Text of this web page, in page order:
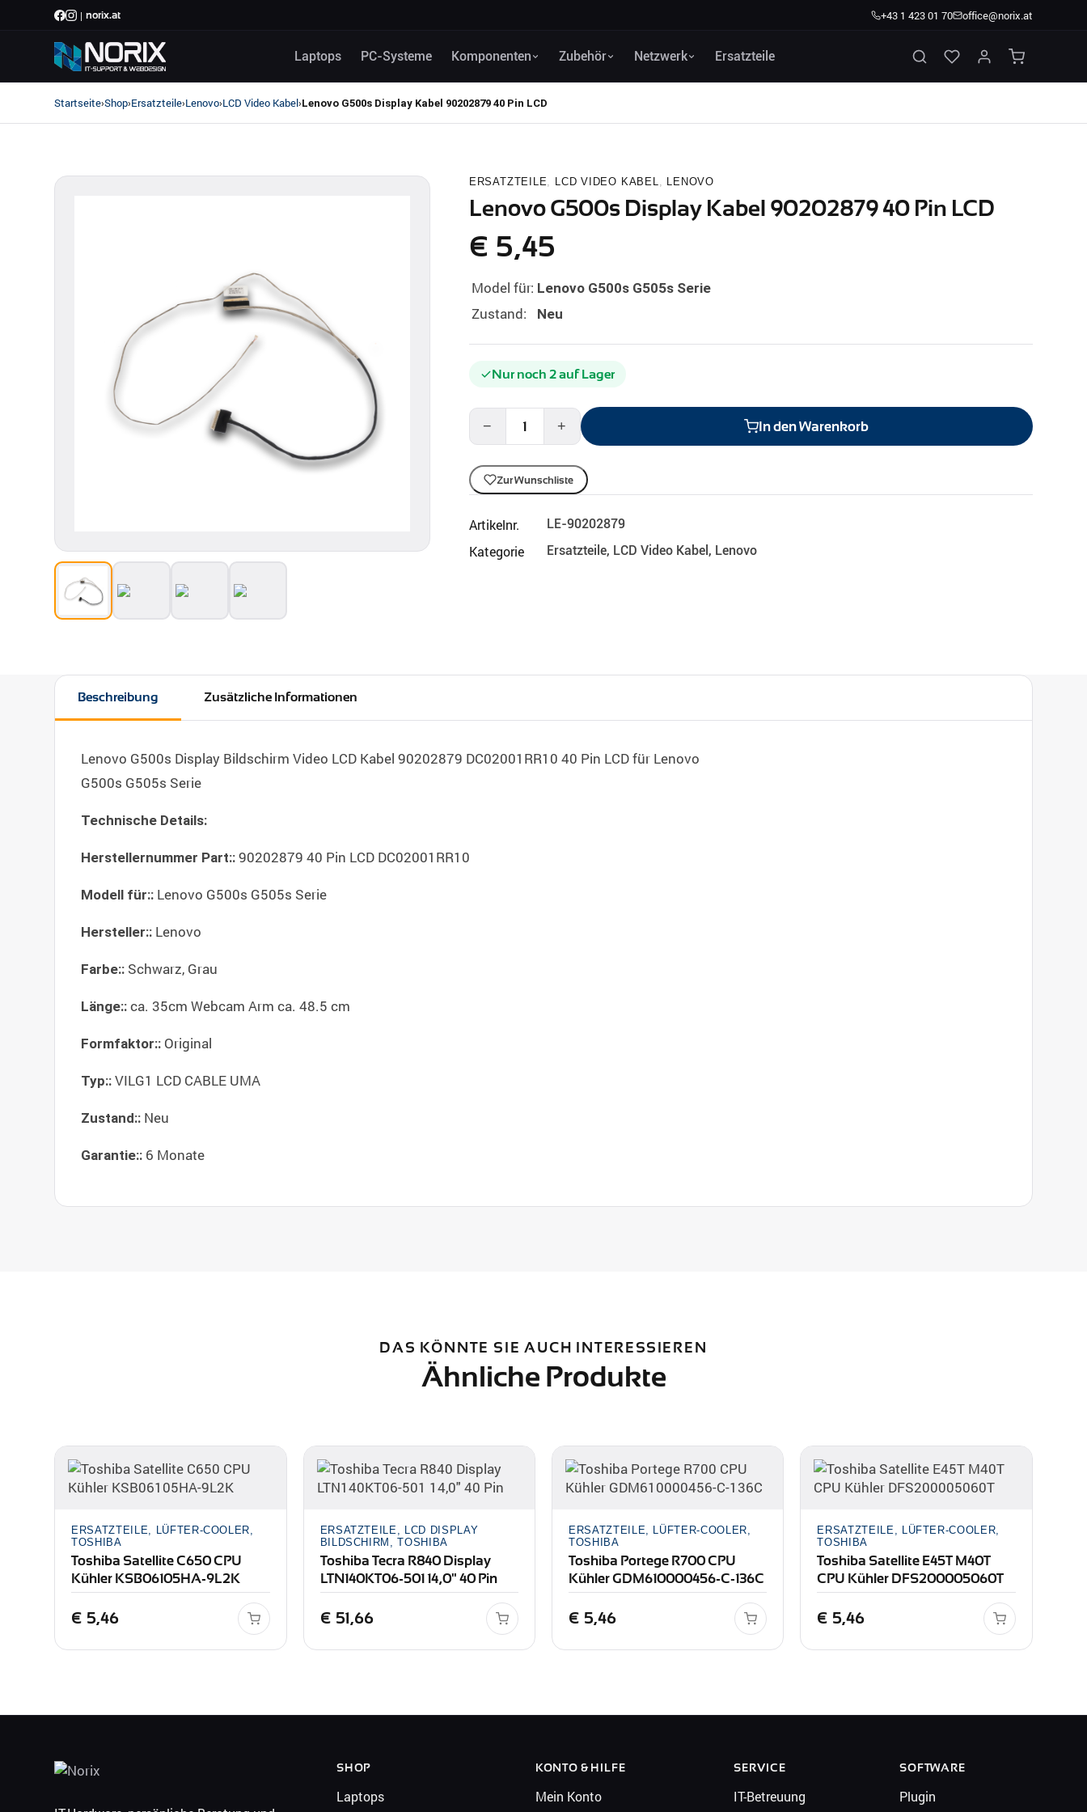
| norix.at +43 1 423 01 70 office@norix.at
Laptops PC-Systeme Komponenten Zubehör Netzwerk Ersatzteile
Startseite›Shop›Ersatzteile›Lenovo›LCD Video Kabel›Lenovo G500s Display Kabel 90202879 40 Pin LCD
ERSATZTEILE, LCD VIDEO KABEL, LENOVO
Lenovo G500s Display Kabel 90202879 40 Pin LCD
€ 5,45
Model für: Lenovo G500s G505s Serie
Zustand: Neu
Nur noch 2 auf Lager
− + In den Warenkorb
Zur Wunschliste
Artikelnr. LE-90202879
Kategorie Ersatzteile, LCD Video Kabel , Lenovo
Beschreibung Zusätzliche Informationen
Lenovo G500s Display Bildschirm Video LCD Kabel 90202879 DC02001RR10 40 Pin LCD für Lenovo
G500s G505s Serie
Technische Details:
Herstellernummer Part:: 90202879 40 Pin LCD DC02001RR10
Modell für:: Lenovo G500s G505s Serie
Hersteller:: Lenovo
Farbe:: Schwarz, Grau
Länge:: ca. 35cm Webcam Arm ca. 48.5 cm
Formfaktor:: Original
Typ:: VILG1 LCD CABLE UMA
Zustand:: Neu
Garantie:: 6 Monate
DAS KÖNNTE SIE AUCH INTERESSIEREN
Ähnliche Produkte
ERSATZTEILE, LÜFTER-COOLER,
TOSHIBA
Toshiba Satellite C650 CPU
Kühler KSB06105HA-9L2K
€ 5,46
ERSATZTEILE, LCD DISPLAY
BILDSCHIRM, TOSHIBA
Toshiba Tecra R840 Display
LTN140KT06-501 14,0" 40 Pin
€ 51,66
ERSATZTEILE, LÜFTER-COOLER,
TOSHIBA
Toshiba Portege R700 CPU
Kühler GDM610000456-C-136C
€ 5,46
ERSATZTEILE, LÜFTER-COOLER,
TOSHIBA
Toshiba Satellite E45T M40T
CPU Kühler DFS200005060T
€ 5,46
SHOP
Laptops
KONTO & HILFE
Mein Konto
SERVICE
IT-Betreuung
SOFTWARE
Plugin